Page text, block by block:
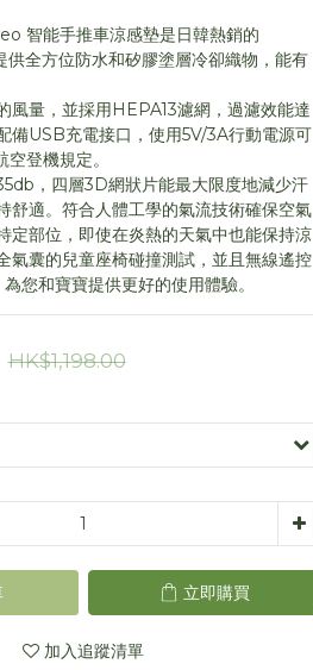
智能手推車涼感墊是日韓熱銷的
全方位防水和矽膠塗層冷卻織物，能有
風量，並採用HEPA13濾網，過濾效能達
備USB充電接口，使用5V/3A行動電源可
登機規定。
，四層3D網狀片能最大限度地減少汗
舒適。符合人體工學的氣流技術確保空氣
定部位，即使在炎熱的天氣中也能保持涼
氣囊的兒童座椅碰撞測試，並且無線遙控
您和寶寶提供更好的使用體驗。
HK$1,198.00
立即購買
加入追蹤清單